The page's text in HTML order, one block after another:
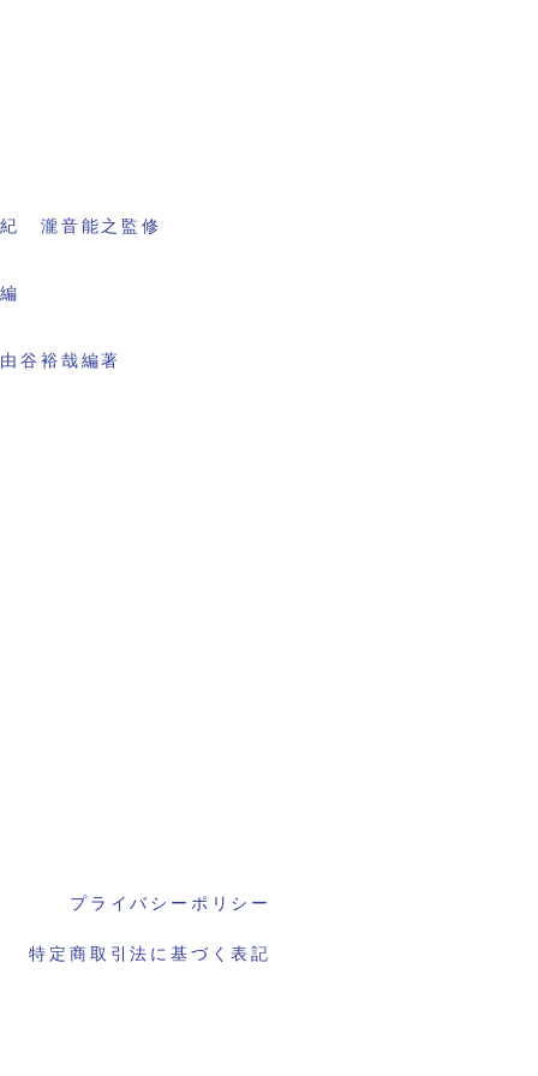
紀 瀧音能之監修
谷裕哉編著
プライバシーポリシー
特定商取引法に基づく表記